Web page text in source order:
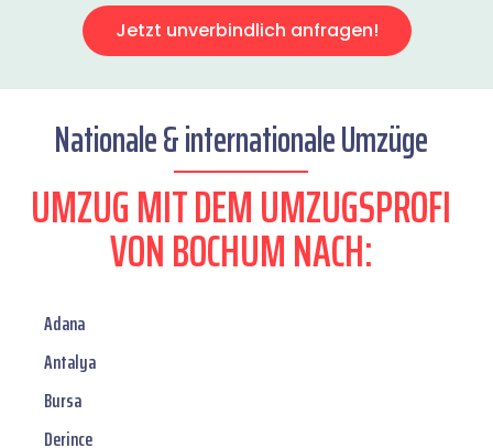
Jetzt unverbindlich anfragen!
Nationale & internationale Umzüge
UMZUG MIT DEM UMZUGSPROFI
VON BOCHUM NACH:
Adana
Antalya
Bursa
Derince